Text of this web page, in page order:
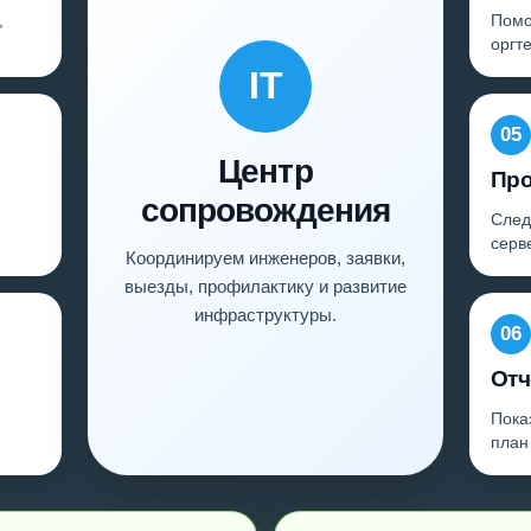
IT
Центр
сопровождения
Координируем инженеров, заявки,
выезды, профилактику и развитие
инфраструктуры.
05
06